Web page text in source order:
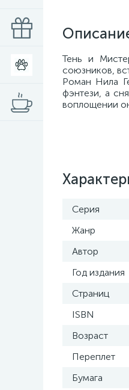
Тень и
союзников,
Роман Нила
фэнтези, а
воплощении
Серия
Жанр
Автор
Год издания
Страниц
ISBN
Возраст
Переплет
Бумага